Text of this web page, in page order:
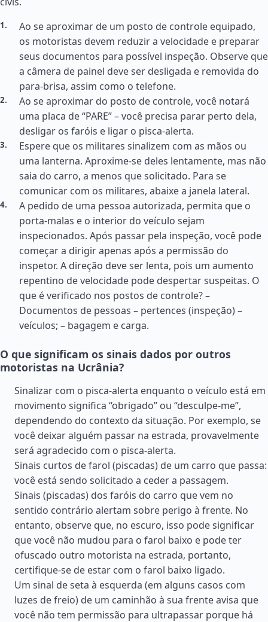
Ao se aproximar de um posto de controle equipado,
os motoristas devem reduzir a velocidade e preparar
seus documentos para possível inspeção. Observe que
a câmera de painel deve ser desligada e removida do
para-brisa, assim como o telefone.
Ao se aproximar do posto de controle, você notará
uma placa de “PARE” – você precisa parar perto dela,
desligar os faróis e ligar o pisca-alerta.
Espere que os militares sinalizem com as mãos ou
uma lanterna. Aproxime-se deles lentamente, mas não
saia do carro, a menos que solicitado. Para se
comunicar com os militares, abaixe a janela lateral.
A pedido de uma pessoa autorizada, permita que o
porta-malas e o interior do veículo sejam
inspecionados. Após passar pela inspeção, você pode
começar a dirigir apenas após a permissão do
inspetor. A direção deve ser lenta, pois um aumento
repentino de velocidade pode despertar suspeitas. O
que é verificado nos postos de controle? –
Documentos de pessoas – pertences (inspeção) –
veículos; – bagagem e carga.
O que significam os sinais dados por outros
motoristas na Ucrânia?
Sinalizar com o pisca-alerta enquanto o veículo está em
movimento significa “obrigado” ou “desculpe-me”,
dependendo do contexto da situação. Por exemplo, se
você deixar alguém passar na estrada, provavelmente
será agradecido com o pisca-alerta.
Sinais curtos de farol (piscadas) de um carro que passa:
você está sendo solicitado a ceder a passagem.
Sinais (piscadas) dos faróis do carro que vem no
sentido contrário alertam sobre perigo à frente. No
entanto, observe que, no escuro, isso pode significar
que você não mudou para o farol baixo e pode ter
ofuscado outro motorista na estrada, portanto,
certifique-se de estar com o farol baixo ligado.
Um sinal de seta à esquerda (em alguns casos com
luzes de freio) de um caminhão à sua frente avisa que
você não tem permissão para ultrapassar porque há